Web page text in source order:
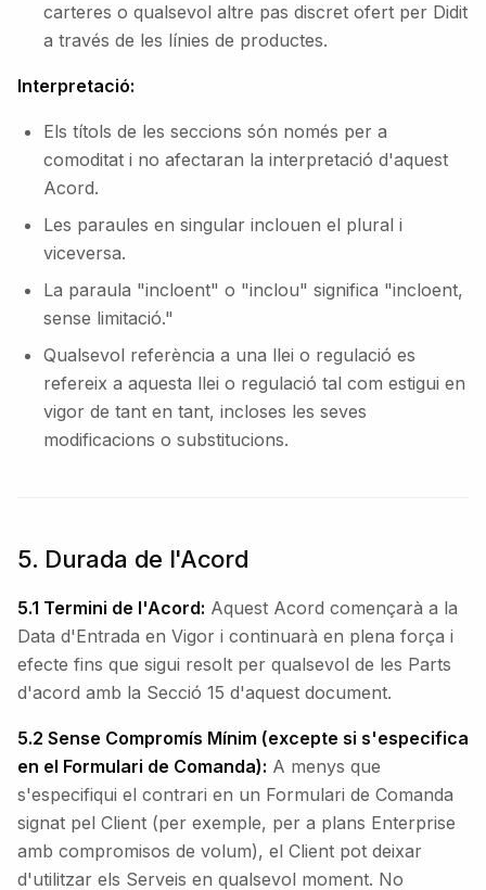
carteres o qualsevol altre pas discret ofert per Didit
a través de les línies de productes.
Interpretació:
Els títols de les seccions són només per a
comoditat i no afectaran la interpretació d'aquest
Acord.
Les paraules en singular inclouen el plural i
viceversa.
La paraula "incloent" o "inclou" significa "incloent,
sense limitació."
Qualsevol referència a una llei o regulació es
refereix a aquesta llei o regulació tal com estigui en
vigor de tant en tant, incloses les seves
modificacions o substitucions.
5. Durada de l'Acord
5.1 Termini de l'Acord: Aquest Acord començarà a la
Data d'Entrada en Vigor i continuarà en plena força i
efecte fins que sigui resolt per qualsevol de les Parts
d'acord amb la Secció 15 d'aquest document.
5.2 Sense Compromís Mínim (excepte si s'especifica
en el Formulari de Comanda): A menys que
s'especifiqui el contrari en un Formulari de Comanda
signat pel Client (per exemple, per a plans Enterprise
amb compromisos de volum), el Client pot deixar
d'utilitzar els Serveis en qualsevol moment. No